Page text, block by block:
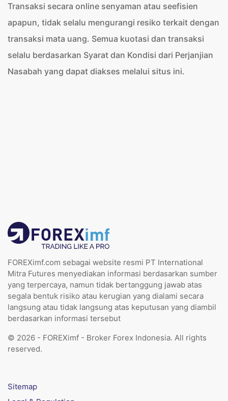
Transaksi secara online senyaman atau seefisien
apapun, tidak selalu mengurangi resiko terkait dengan
transaksi mata uang. Semua kuotasi dan transaksi
selalu berdasarkan Syarat dan Kondisi dari Perjanjian
Nasabah yang dapat diakses melalui situs ini.
FOREXimf.com sebagai website resmi PT International
Mitra Futures menyediakan informasi berdasarkan sumber
yang terpercaya, namun tidak bertanggung jawab atas
segala bentuk risiko atau kerugian yang dialami secara
langsung atau tidak langsung atas keputusan yang diambil
berdasarkan informasi tersebut
© 2026 - FOREXimf - Broker Forex Indonesia. All rights
reserved.
Sitemap